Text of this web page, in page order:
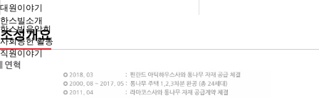
대원이야기
한스빌음악회
사회공헌 활동
직원이야기
한스빌소개
조성개요